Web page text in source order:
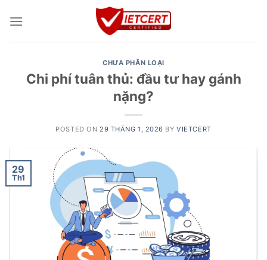
CHƯA PHÂN LOẠI
Chi phí tuân thủ: đầu tư hay gánh
nặng?
POSTED ON 29 THÁNG 1, 2026 BYVIETCERT
29
Th1